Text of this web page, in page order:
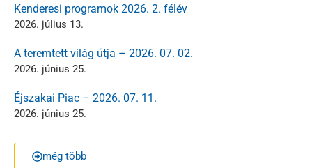
Kenderesi programok 2026. 2. félév
2026. július 13.
A teremtett világ útja – 2026. 07. 02.
2026. június 25.
Éjszakai Piac – 2026. 07. 11.
2026. június 25.
még több